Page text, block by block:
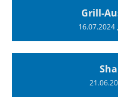
Grill-
16.07.2024